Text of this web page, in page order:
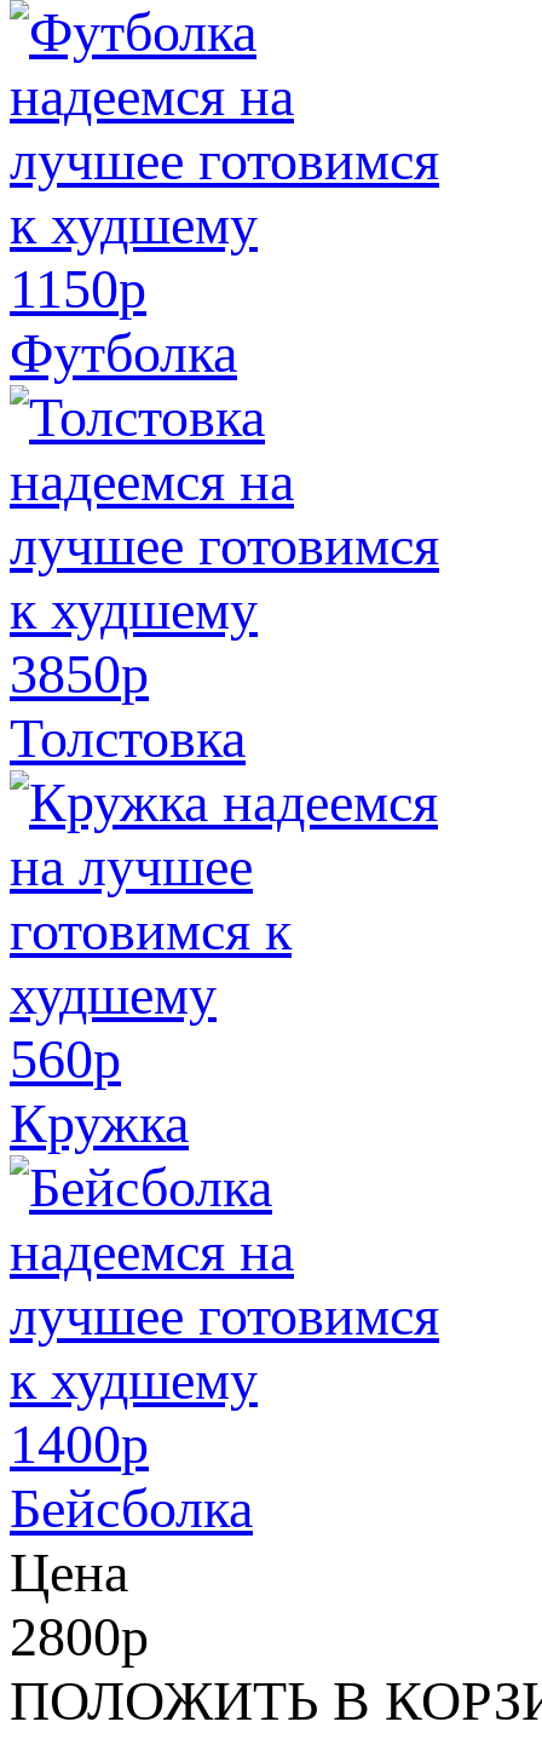
1150p
Футболка
3850p
Толстовка
560p
Кружка
1400p
Бейсболка
Цена
2800p
ПОЛОЖИТЬ В